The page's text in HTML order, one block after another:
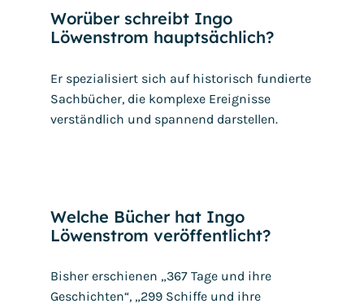
Worüber schreibt Ingo
Löwenstrom hauptsächlich?
Er spezialisiert sich auf historisch fundierte
Sachbücher, die komplexe Ereignisse
verständlich und spannend darstellen.
Welche Bücher hat Ingo
Löwenstrom veröffentlicht?
Bisher erschienen „367 Tage und ihre
Geschichten“, „299 Schiffe und ihre